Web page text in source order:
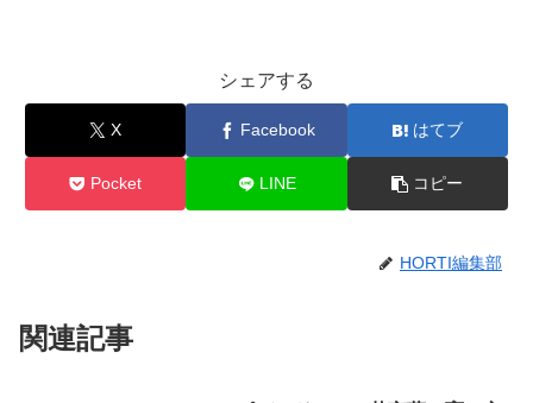
シェアする
X Facebook はてブ
Pocket LINE コピー
HORTI編集部
関連記事